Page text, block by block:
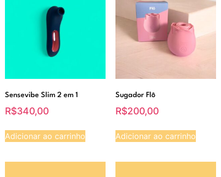
Sensevibe Slim 2 em 1
R$340,00
Adicionar ao carrinho
Sugador Flô
R$200,00
Adicionar ao carrinho